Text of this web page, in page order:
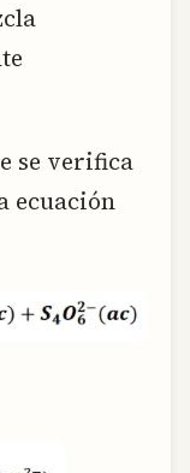
se verifica
ecuación